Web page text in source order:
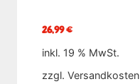
26,99€
inkl. 19 % MwSt.
zzgl. Versandkosten